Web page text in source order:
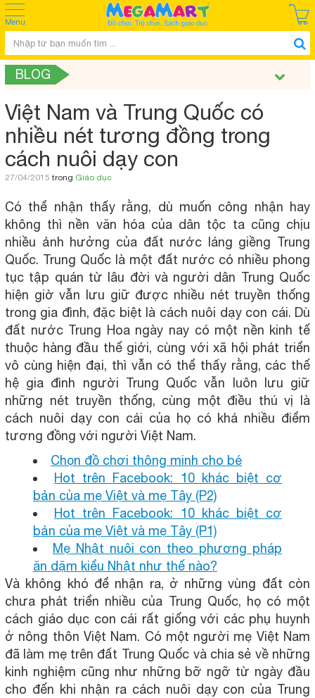
Menu
BLOG
Việt Nam và Trung Quốc có
nhiều nét tương đồng trong
cách nuôi dạy con
27/04/2015 trong Giáo dục
Có thể nhận thấy rằng, dù muốn công nhận hay
không thì nền văn hóa của dân tộc ta cũng chịu
nhiều ảnh hưởng của đất nước láng giềng Trung
Quốc. Trung Quốc là một đất nước có nhiều phong
tục tập quán từ lâu đời và người dân Trung Quốc
hiện giờ vẫn lưu giữ được nhiều nét truyền thống
trong gia đình, đặc biệt là cách nuôi dạy con cái. Dù
đất nước Trung Hoa ngày nay có một nền kinh tế
thuộc hàng đầu thế giới, cùng với xã hội phát triển
vô cùng hiện đại, thì vẫn có thể thấy rằng, các thế
hệ gia đình người Trung Quốc vẫn luôn lưu giữ
những nét truyền thống, cùng một điều thú vị là
cách nuôi dạy con cái của họ có khá nhiều điểm
tương đồng với người Việt Nam.
Chọn đồ chơi thông minh cho bé
Hot trên Facebook: 10 khác biệt cơ
bản của mẹ Việt và mẹ Tây (P2)
Hot trên Facebook: 10 khác biệt cơ
bản của mẹ Việt và mẹ Tây (P1)
Mẹ Nhật nuôi con theo phương pháp
ăn dặm kiểu Nhật như thế nào?
Và không khó để nhận ra, ở những vùng đất còn
chưa phát triển nhiều của Trung Quốc, họ có một
cách giáo dục con cái rất giống với các phụ huynh
ở nông thôn Việt Nam. Có một người mẹ Việt Nam
đã làm mẹ trên đất Trung Quốc và chia sẻ về những
kinh nghiệm cũng như những bỡ ngỡ từ ngày đầu
cho đến khi nhận ra cách nuôi dạy con của Trung